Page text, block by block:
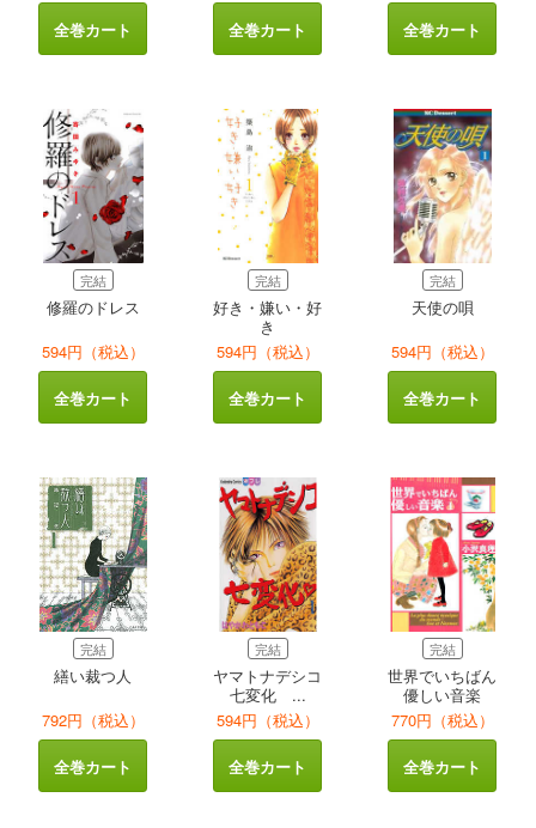
全巻カート 全巻カート 全巻カート
完結
修羅のドレス
594円（税込）
全巻カート
完結
好き・嫌い・好
き
594円（税込）
全巻カート
完結
天使の唄
594円（税込）
全巻カート
完結
繕い裁つ人
792円（税込）
全巻カート
完結
ヤマトナデシコ
七変化 ...
594円（税込）
全巻カート
完結
世界でいちばん
優しい音楽
770円（税込）
全巻カート